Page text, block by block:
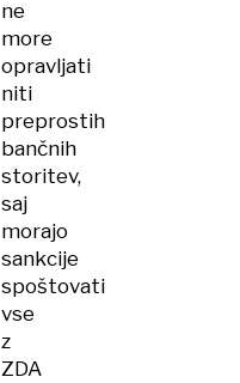
ne
more
opravljati
niti
preprostih
bančnih
storitev,
saj
morajo
sankcije
spoštovati
vse
z
ZDA